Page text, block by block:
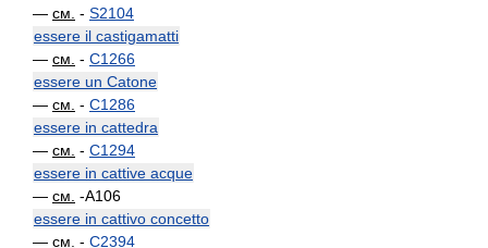
— см. - S2104
essere il castigamatti
— см. - C1266
essere un Catone
— см. - C1286
essere in cattedra
— см. - C1294
essere in cattive acque
— см. -A106
essere in cattivo concetto
— см. - C2394